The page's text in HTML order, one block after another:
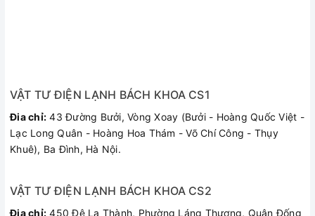
VẬT TƯ ĐIỆN LẠNH BÁCH KHOA CS1
Đia chỉ: 43 Đường Bưởi, Vòng Xoay (Bưởi - Hoàng Quốc Việt -
Lạc Long Quân - Hoàng Hoa Thám - Võ Chí Công - Thụy
Khuê), Ba Đình, Hà Nội.
VẬT TƯ ĐIỆN LẠNH BÁCH KHOA CS2
Đia chỉ: 450 Đê La Thành, Phường Láng Thượng, Quận Đống